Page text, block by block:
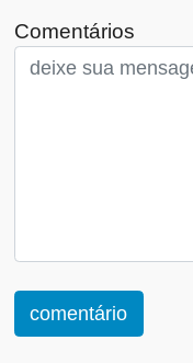
Comentários
comentário